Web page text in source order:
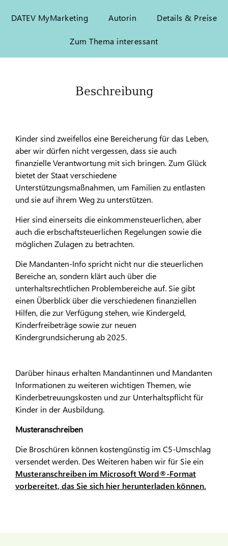
DATEV MyMarketing Autorin Details & Preise
Zum Thema interessant
Beschreibung
Kinder sind zweifellos eine Bereicherung für das Leben,
aber wir dürfen nicht vergessen, dass sie auch
finanzielle Verantwortung mit sich bringen. Zum Glück
bietet der Staat verschiedene
Unterstützungsmaßnahmen, um Familien zu entlasten
und sie auf ihrem Weg zu unterstützen.
Hier sind einerseits die einkommensteuerlichen, aber
auch die erbschaftsteuerlichen Regelungen sowie die
möglichen Zulagen zu betrachten.
Die Mandanten-Info spricht nicht nur die steuerlichen
Bereiche an, sondern klärt auch über die
unterhaltsrechtlichen Problembereiche auf. Sie gibt
einen Überblick über die verschiedenen finanziellen
Hilfen, die zur Verfügung stehen, wie Kindergeld,
Kinderfreibeträge sowie zur neuen
Kindergrundsicherung ab 2025.
Darüber hinaus erhalten Mandantinnen und Mandanten
Informationen zu weiteren wichtigen Themen, wie
Kinderbetreuungskosten und zur Unterhaltspflicht für
Kinder in der Ausbildung.
Musteranschreiben
Die Broschüren können kostengünstig im C5-Umschlag
versendet werden. Des Weiteren haben wir für Sie ein
Musteranschreiben im Microsoft Word®-Format
vorbereitet, das Sie sich hier herunterladen können.